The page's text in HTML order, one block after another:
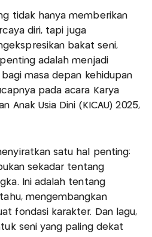
tidak hanya memberikan
diri, tapi juga
bakat seni,
adalah menjadi
masa depan kehidupan
pada acara Karya
Anak Usia Dini (KICAU) 2025,
satu hal penting:
sekadar tentang
Ini adalah tentang
mengembangkan
fondasi karakter. Dan lagu,
seni yang paling dekat